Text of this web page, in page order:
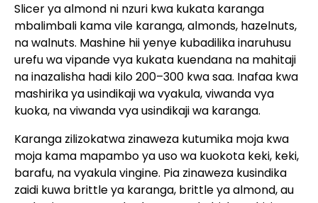
Slicer ya almond ni nzuri kwa kukata karanga
mbalimbali kama vile karanga, almonds, hazelnuts,
na walnuts. Mashine hii yenye kubadilika inaruhusu
urefu wa vipande vya kukata kuendana na mahitaji
na inazalisha hadi kilo 200–300 kwa saa. Inafaa kwa
mashirika ya usindikaji wa vyakula, viwanda vya
kuoka, na viwanda vya usindikaji wa karanga.
Karanga zilizokatwa zinaweza kutumika moja kwa
moja kama mapambo ya uso wa kuokota keki, keki,
barafu, na vyakula vingine. Pia zinaweza kusindika
zaidi kuwa brittle ya karanga, brittle ya almond, au